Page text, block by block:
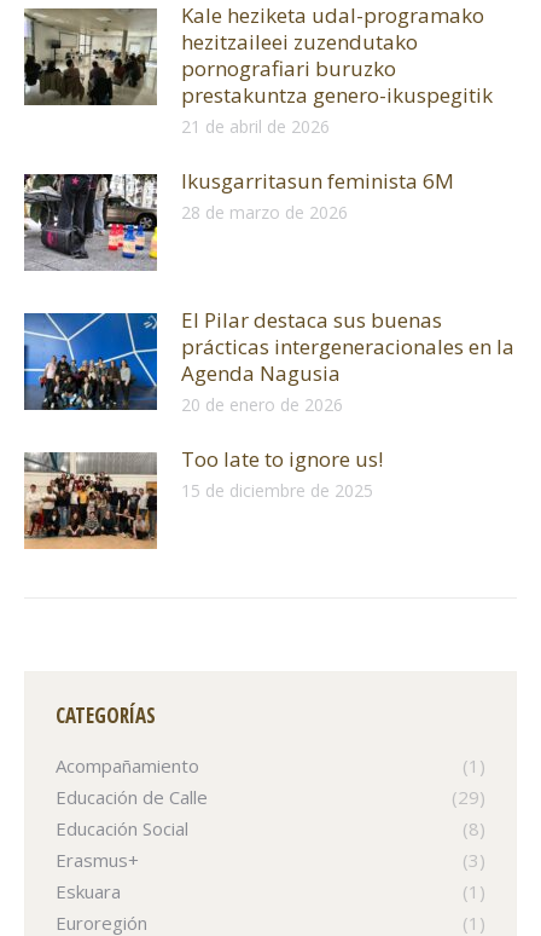
Kale heziketa udal-programako
hezitzaileei zuzendutako
pornografiari buruzko
prestakuntza genero-ikuspegitik
21 de abril de 2026
Ikusgarritasun feminista 6M
28 de marzo de 2026
El Pilar destaca sus buenas
prácticas intergeneracionales en la
Agenda Nagusia
20 de enero de 2026
Too late to ignore us!
15 de diciembre de 2025
CATEGORÍAS
Acompañamiento
(1)
Educación de Calle
(29)
Educación Social
(8)
Erasmus+
(3)
Eskuara
(1)
Euroregión
(1)